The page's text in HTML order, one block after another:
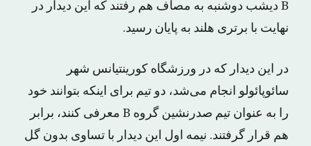
B دیشب دوشنبه به مصاف هم رفتند که این دیدار در
نهایت با برتری هلند به پایان رسید.
در این دیدار که در ورزشگاه کورینتیانس شهر
سائوپائولو انجام می‌شد، دو تیم برای اینکه بتوانند خود
را به عنوان تیم صدرنشین گروه B معرفی کنند، برابر
هم قرار گرفتند. نیمه اول این دیدار با تساوی بدون گل